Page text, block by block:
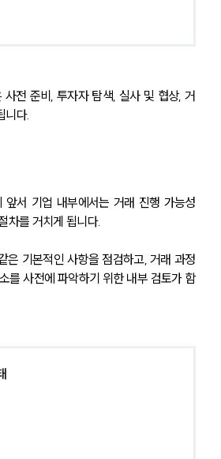
사전 준비, 투자자 탐색, 실사 및 협상, 거
니다.
앞서 기업 내부에서는 거래 진행 가능성
차를 거치게 됩니다.
은 기본적인 사항을 점검하고, 거래 과정
를 사전에 파악하기 위한 내부 검토가 함